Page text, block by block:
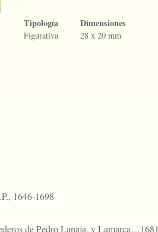
Tipología
Figurativa
Dimensiones
28 x 20 mm
1646-1698
de Pedro Lanaja, y Lamarca…1681